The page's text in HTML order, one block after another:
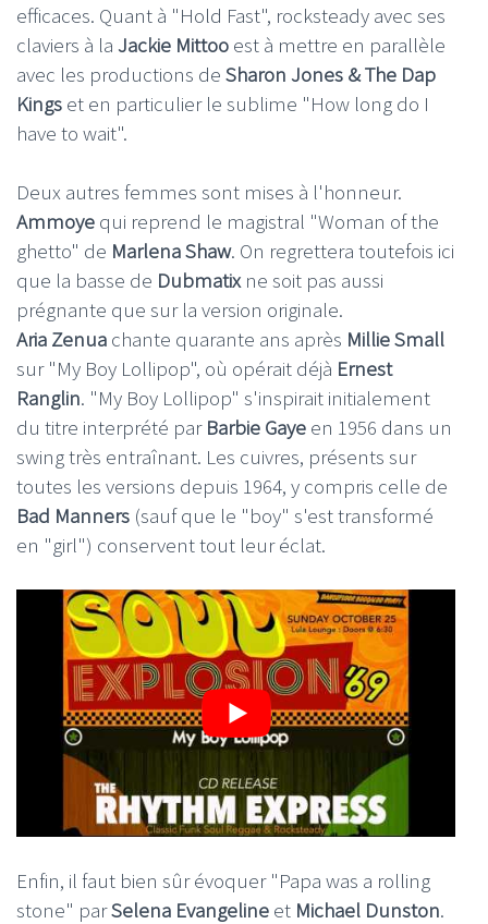
efficaces. Quant à "Hold Fast", rocksteady avec ses
claviers à la Jackie Mittoo est à mettre en parallèle
avec les productions de Sharon Jones & The Dap
Kings et en particulier le sublime "How long do I
have to wait".
Deux autres femmes sont mises à l'honneur.
Ammoye qui reprend le magistral "Woman of the
ghetto" de Marlena Shaw. On regrettera toutefois ici
que la basse de Dubmatixne soit pas aussi
prégnante que sur la version originale.
Aria Zenua chante quarante ans après Millie Small
sur "My Boy Lollipop", où opérait déjà Ernest
Ranglin. "My Boy Lollipop" s'inspirait initialement
du titre interprété par Barbie Gaye en 1956 dans un
swing très entraînant. Les cuivres, présents sur
toutes les versions depuis 1964, y compris celle de
Bad Manners (sauf que le "boy" s'est transformé
en "girl") conservent tout leur éclat.
Enfin, il faut bien sûr évoquer "Papa was a rolling
stone" parSelena Evangeline et Michael Dunston.